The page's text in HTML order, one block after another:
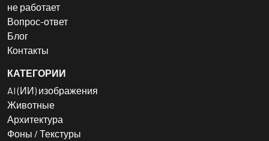
не работает
Вопрос-ответ
Блог
Контакты
КАТЕГОРИИ
AI (ИИ) изображения
Животные
Архитектура
Фоны / Текстуры